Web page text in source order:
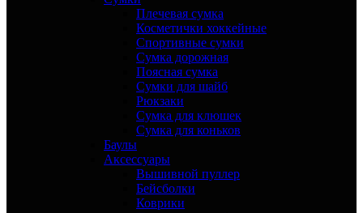
Плечевая сумка
Косметички хоккейные
Спортивные сумки
Сумка дорожная
Поясная сумка
Сумки для шайб
Рюкзаки
Сумка для клюшек
Сумка для коньков
Баулы
Аксессуары
Вышивной пуллер
Бейсболки
Коврики